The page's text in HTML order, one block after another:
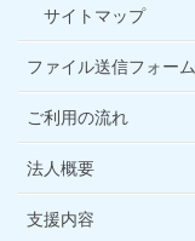
サイトマップ
ファイル送信フォーム
ご利用の流れ
法人概要
支援内容